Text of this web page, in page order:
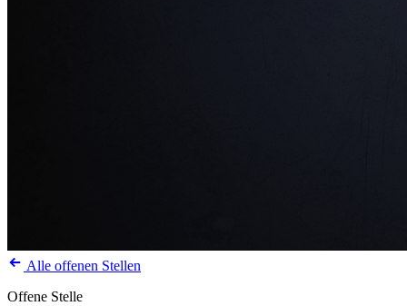
Alle offenen Stellen
Offene Stelle